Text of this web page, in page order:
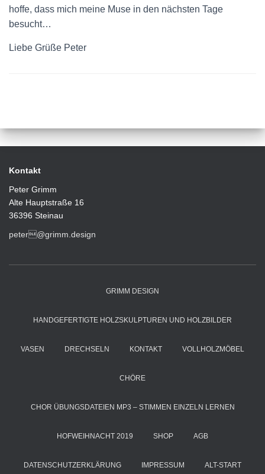
hoffe, dass mich meine Muse in den nächsten Tage
besucht…
Liebe Grüße Peter
Kontakt
Peter Grimm
Alte Hauptstraße 16
36396 Steinau
peter@grimm.design
GRIMM DESIGN
HANDGEFERTIGTE HOLZSKULPTUREN UND HOLZBILDER
VASEN DRECHSELN KONTAKT VOLLHOLZMÖBEL
CHÖRE
CHOR ÜBUNGSDATEIEN MP3 – STIMMEN EINZELN LERNEN
HOFWEIHNACHT 2019 SHOP AGB
DATENSCHUTZERKLÄRUNG IMPRESSUM ALT-START